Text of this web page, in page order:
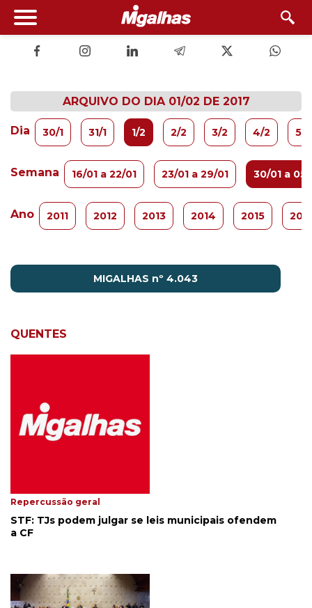
ARQUIVO DO DIA 01/02 DE 2017
Dia 30/1 31/1 1/2 2/2 3/2 4/2 5/2
Semana 16/01 a 22/01 23/01 a 29/01 30/01 a
Ano 2011 2012 2013 2014 2015
MIGALHAS nº 4.043
QUENTES
Repercussão geral
STF: TJs podem julgar se leis municipais ofendem
a CF